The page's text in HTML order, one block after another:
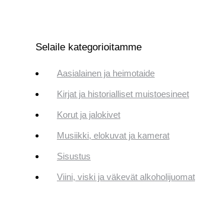
Selaile kategorioitamme
Aasialainen ja heimotaide
Kirjat ja historialliset muistoesineet
Korut ja jalokivet
Musiikki, elokuvat ja kamerat
Sisustus
Viini, viski ja väkevät alkoholijuomat